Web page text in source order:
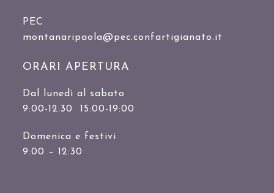
PEC
montanaripaola@pec.confartigianato.it
ORARI APERTURA
Dal lunedì al sabato
9:00-12:30 15:00-19:00
Domenica e festivi
9:00 – 12:30